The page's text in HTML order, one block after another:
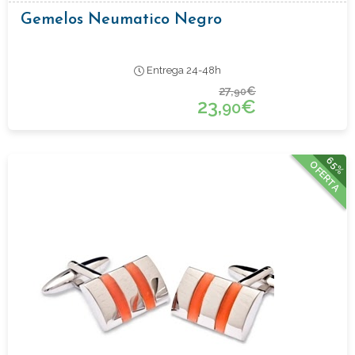
Gemelos Neumatico Negro
Entrega 24-48h
27,90€
23,90€
65%
OFERTA